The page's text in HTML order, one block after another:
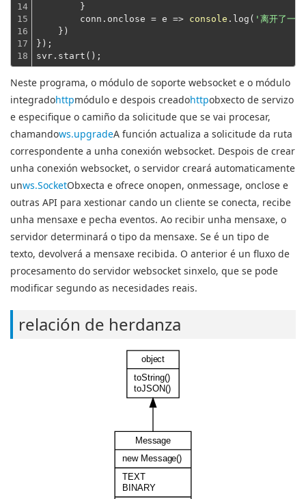
14
15
16
17
18
        }
        conn.onclose =
e => console .log( '离开了一
    })
});
svr.start();
Neste programa, o módulo de soporte websocket e o módulo
integradohttpmódulo e despois creadohttpobxecto de servizo
e especifique o camiño da solicitude que se vai procesar,
chamandows.upgradeA función actualiza a solicitude da ruta
correspondente a unha conexión websocket. Despois de crear
unha conexión websocket, o servidor creará automaticamente
unws.SocketObxecta e ofrece onopen, onmessage, onclose e
outras API para xestionar cando un cliente se conecta, recibe
unha mensaxe e pecha eventos. Ao recibir unha mensaxe, o
servidor determinará o tipo da mensaxe. Se é un tipo de
texto, devolverá a mensaxe recibida. O anterior é un fluxo de
procesamento do servidor websocket sinxelo, que se pode
modificar segundo as necesidades reais.
relación de herdanza
object
toString()
toJSON()
Message
new Message()
TEXT
BINARY